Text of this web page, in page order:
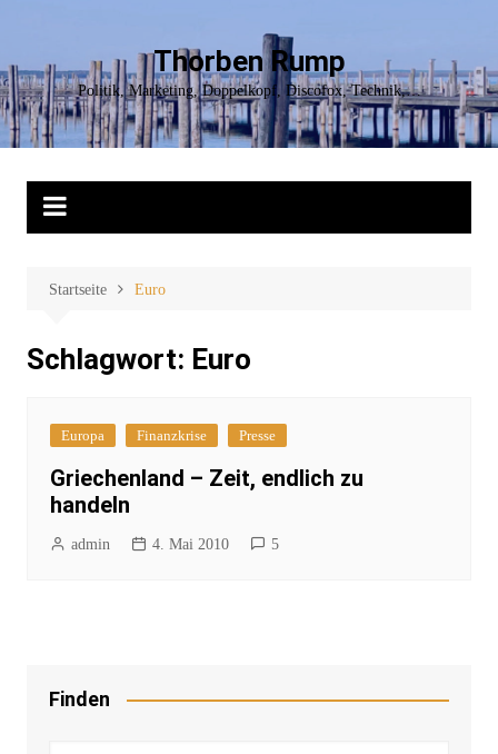
springen
Thorben Rump
Politik, Marketing, Doppelkopf, Discofox, Technik,…
Startseite Euro
Schlagwort: Euro
Europa Finanzkrise Presse
Griechenland – Zeit, endlich zu
handeln
admin 4. Mai 2010 5
Finden